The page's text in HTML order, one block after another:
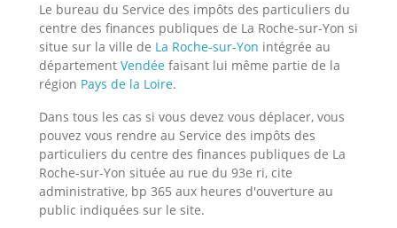
Le bureau du Service des impôts des particuliers du
centre des finances publiques de La Roche-sur-Yon si
situe sur la ville de La Roche-sur-Yon intégrée au
département Vendée faisant lui même partie de la
région Pays de la Loire.
Dans tous les cas si vous devez vous déplacer, vous
pouvez vous rendre au Service des impôts des
particuliers du centre des finances publiques de La
Roche-sur-Yon située au rue du 93e ri, cite
administrative, bp 365 aux heures d'ouverture au
public indiquées sur le site.